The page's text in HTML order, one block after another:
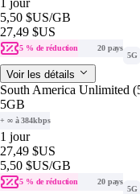
5,50 $US/GB
27,49 $US
5 % de réduction
20 pays
5G
Voir les détails
South America Unlimited
5GB
+ ∞ à 384kbps
1 jour
27,49 $US
5,50 $US/GB
5 % de réduction
20 pays
5G